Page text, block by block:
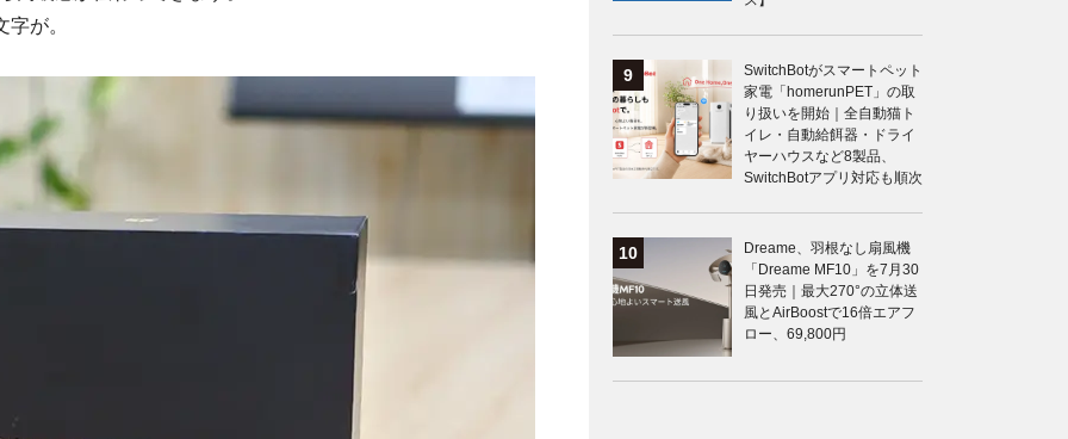
が。
SwitchBotがスマートペット
家電「homerunPET」の取
り扱いを開始｜全自動猫ト
イレ・自動給餌器・ドライ
ヤーハウスなど8製品、
SwitchBotアプリ対応も順次
Dreame、羽根なし扇風機
「Dreame MF10」を7月30
日発売｜最大270°の立体送
風とAirBoostで16倍エアフ
ロー、69,800円